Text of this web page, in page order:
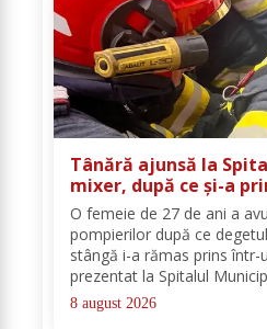
Tânără ajunsă la
mixer, după ce și-a
O femeie de 27 de ani a
pompierilor după ce
stângă i-a rămas prins într-
prezentat la Spitalul
aparatul electrocasnic, iar
intervenția salvatorilor.
8 august 2026